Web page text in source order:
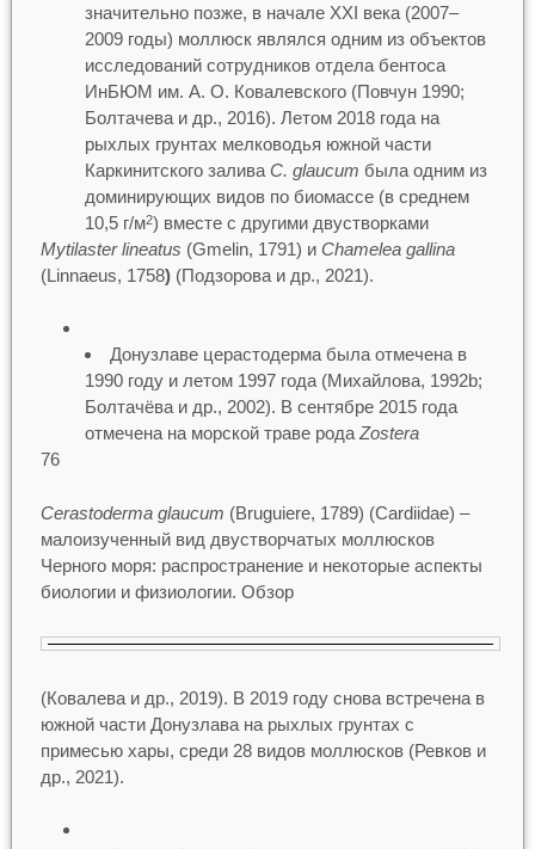
значительно позже, в начале XXI века (2007–
2009 годы) моллюск являлся одним из объектов
исследований сотрудников отдела бентоса
ИнБЮМ им. А. О. Ковалевского (Повчун 1990;
Болтачева и др., 2016). Летом 2018 года на
рыхлых грунтах мелководья южной части
Каркинитского заливаC. glaucum была одним из
доминирующих видов по биомассе (в среднем
10,5 г/м2) вместе с другими двустворками
Mytilaster lineatus (Gmelin, 1791) и Chamelea gallina
(Linnaeus, 1758)(Подзорова и др., 2021).
Донузлаве церастодерма была отмечена в
1990 году и летом 1997 года (Михайлова, 1992b;
Болтачёва и др., 2002). В сентябре 2015 года
отмечена на морской траве родаZostera
76
Cerastoderma glaucum (Bruguiere, 1789) (Cardiidae) –
малоизученный вид двустворчатых моллюсков
Черного моря: распространение и некоторые аспекты
биологии и физиологии. Обзор
(Ковалева и др., 2019). В 2019 году снова встречена в
южной части Донузлава на рыхлых грунтах с
примесью хары, среди 28 видов моллюсков (Ревков и
др., 2021).